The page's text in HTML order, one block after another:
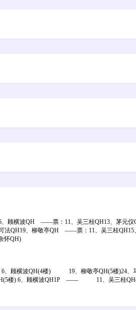
、顾横波QH ——票：11、吴三桂QH13、茅元
可法QH19、柳敬亭QH ——票：11、吴三桂
怀QH)
横波QH(4楼) 19、柳敬亭QH(5楼)24
楼) 6、顾横波QH1P —— 11、吴三桂